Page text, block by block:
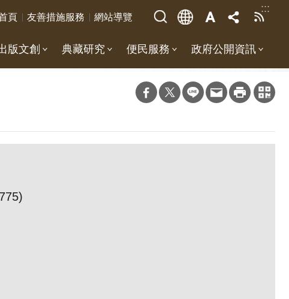
:::
頁 友善措施服務 網站導覽
版文創 典藏研究 便民服務 政府公開資訊